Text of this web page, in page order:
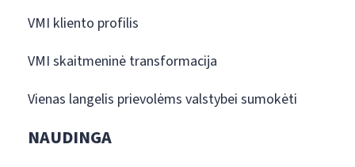
VMI kliento profilis
VMI skaitmeninė transformacija
Vienas langelis prievolėms valstybei sumokėti
NAUDINGA